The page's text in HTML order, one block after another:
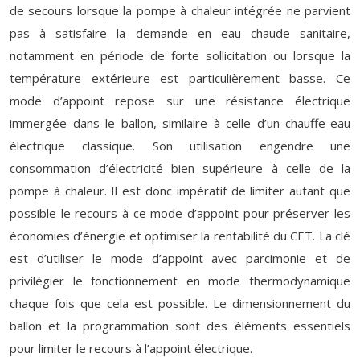
de secours lorsque la pompe à chaleur intégrée ne parvient
pas à satisfaire la demande en eau chaude sanitaire,
notamment en période de forte sollicitation ou lorsque la
température extérieure est particulièrement basse. Ce
mode d’appoint repose sur une résistance électrique
immergée dans le ballon, similaire à celle d’un chauffe-eau
électrique classique. Son utilisation engendre une
consommation d’électricité bien supérieure à celle de la
pompe à chaleur. Il est donc impératif de limiter autant que
possible le recours à ce mode d’appoint pour préserver les
économies d’énergie et optimiser la rentabilité du CET. La clé
est d’utiliser le mode d’appoint avec parcimonie et de
privilégier le fonctionnement en mode thermodynamique
chaque fois que cela est possible. Le dimensionnement du
ballon et la programmation sont des éléments essentiels
pour limiter le recours à l’appoint électrique.